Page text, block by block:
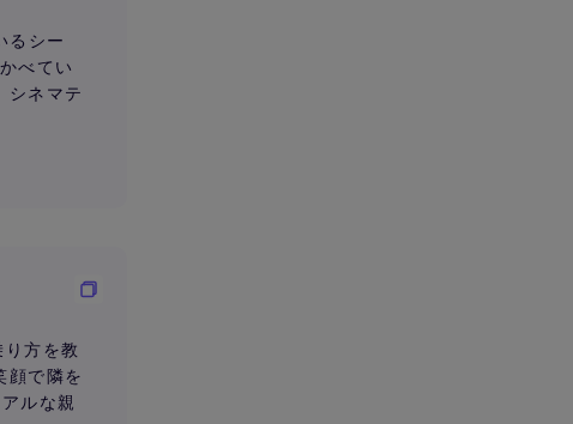
るシー
べてい
シネマテ
方を教
顔で隣を
ルな親